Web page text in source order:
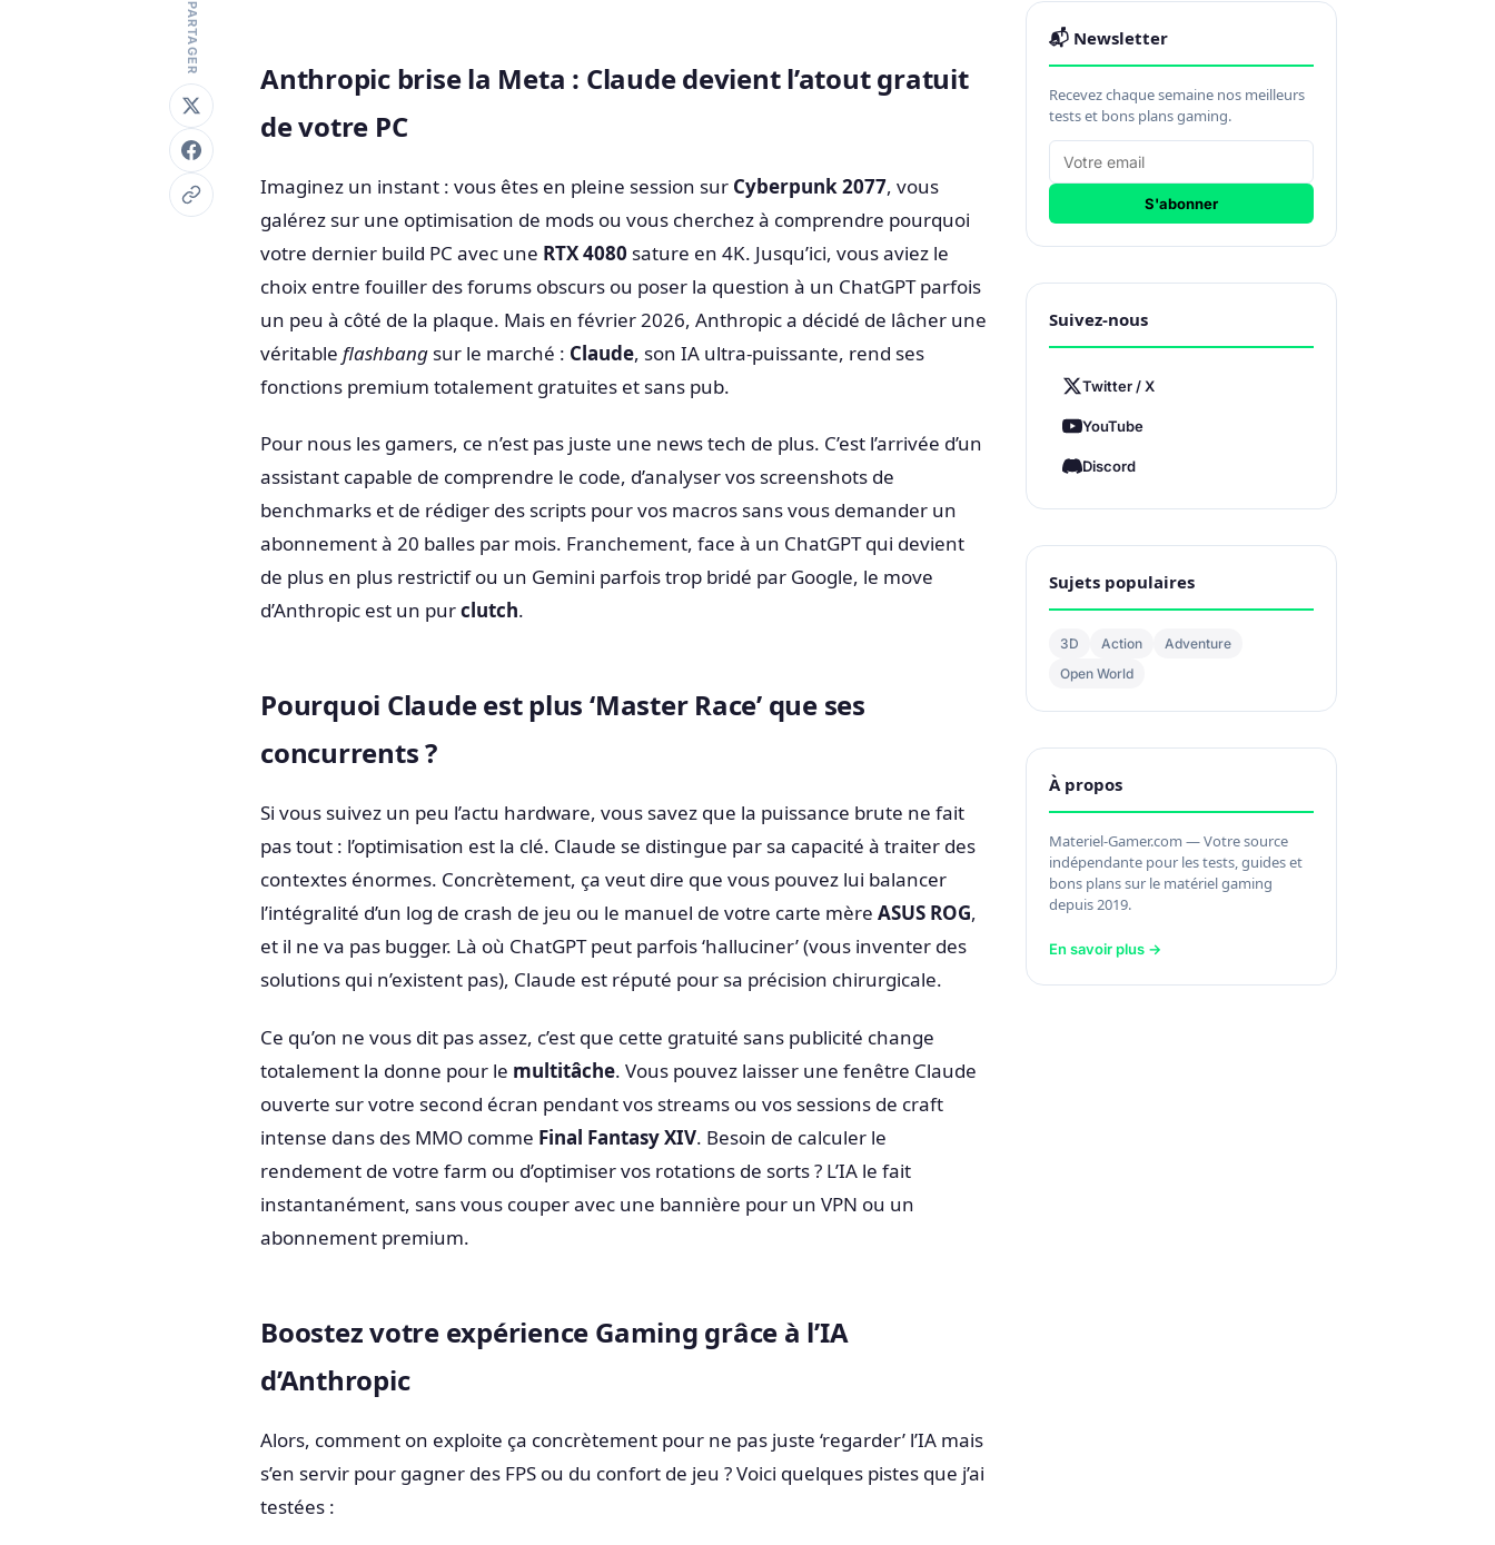
PARTAGER
Anthropic brise la Meta : Claude devient l’atout gratuit
de votre PC
Imaginez un instant : vous êtes en pleine session sur Cyberpunk 2077, vous
galérez sur une optimisation de mods ou vous cherchez à comprendre pourquoi
votre dernier build PC avec une RTX 4080 sature en 4K. Jusqu’ici, vous aviez le
choix entre fouiller des forums obscurs ou poser la question à un ChatGPT parfois
un peu à côté de la plaque. Mais en février 2026, Anthropic a décidé de lâcher une
véritable flashbang sur le marché : Claude, son IA ultra-puissante, rend ses
fonctions premium totalement gratuites et sans pub.
Pour nous les gamers, ce n’est pas juste une news tech de plus. C’est l’arrivée d’un
assistant capable de comprendre le code, d’analyser vos screenshots de
benchmarks et de rédiger des scripts pour vos macros sans vous demander un
abonnement à 20 balles par mois. Franchement, face à un ChatGPT qui devient
de plus en plus restrictif ou un Gemini parfois trop bridé par Google, le move
d’Anthropic est un purclutch.
Pourquoi Claude est plus ‘Master Race’ que ses
concurrents ?
Si vous suivez un peu l’actu hardware, vous savez que la puissance brute ne fait
pas tout : l’optimisation est la clé. Claude se distingue par sa capacité à traiter des
contextes énormes. Concrètement, ça veut dire que vous pouvez lui balancer
l’intégralité d’un log de crash de jeu ou le manuel de votre carte mère ASUS ROG,
et il ne va pas bugger. Là où ChatGPT peut parfois ‘halluciner’ (vous inventer des
solutions qui n’existent pas), Claude est réputé pour sa précision chirurgicale.
Ce qu’on ne vous dit pas assez, c’est que cette gratuité sans publicité change
totalement la donne pour le multitâche. Vous pouvez laisser une fenêtre Claude
ouverte sur votre second écran pendant vos streams ou vos sessions de craft
intense dans des MMO comme Final Fantasy XIV. Besoin de calculer le
rendement de votre farm ou d’optimiser vos rotations de sorts ? L’IA le fait
instantanément, sans vous couper avec une bannière pour un VPN ou un
abonnement premium.
Boostez votre expérience Gaming grâce à l’IA
d’Anthropic
Alors, comment on exploite ça concrètement pour ne pas juste ‘regarder’ l’IA mais
s’en servir pour gagner des FPS ou du confort de jeu ? Voici quelques pistes que j’ai
testées :
📬 Newsletter
Recevez chaque semaine nos meilleurs
tests et bons plans gaming.
S'abonner
Suivez-nous
Twitter / X
YouTube
Discord
Sujets populaires
3D Action
Adventure
Open World
À propos
Materiel-Gamer.com — Votre source
indépendante pour les tests, guides et
bons plans sur le matériel gaming
depuis 2019.
En savoir plus →